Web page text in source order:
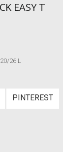
EASY T
20/26 L
PINTEREST